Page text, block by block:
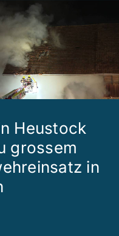
Heustock
grossem
in